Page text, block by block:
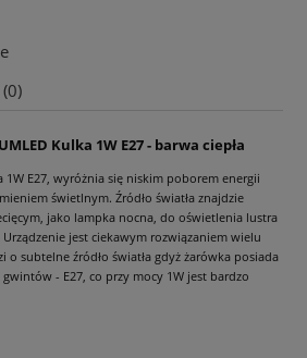
kosztów płatności
Kulka 1W E27 - barwa ciepła
1W E27, wyróżnia się niskim poborem energii
świetlnym. Źródło światła znajdzie
jako lampka nocna, do oświetlenia lustra
jest ciekawym rozwiązaniem wielu
o subtelne źródło światła gdyż żarówka posiada
- E27, co przy mocy 1W jest bardzo